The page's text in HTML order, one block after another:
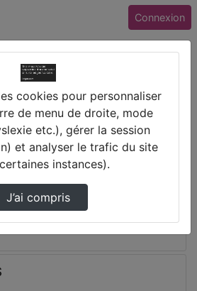
Connexion
Sélectionner Des
notes
pour vous pour cette vidéo.
en créer une nouvelle.
cookies pour personnaliser
de menu de droite, mode
etc.), gérer la session
et analyser le trafic du site
instances).
J’ai compris